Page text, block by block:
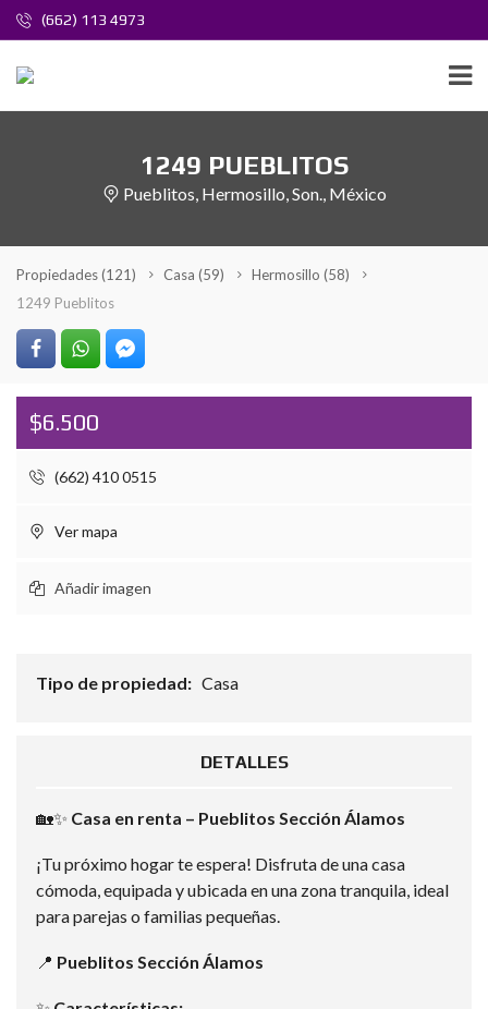
(662) 113 4973
1249 PUEBLITOS
Pueblitos, Hermosillo, Son., México
Propiedades(121) Casa (59) Hermosillo (58)
1249 Pueblitos
$6.500
(662) 410 0515
Ver mapa
Añadir imagen
Tipo de propiedad: Casa
DETALLES
🏡✨ Casa en renta – Pueblitos Sección Álamos
¡Tu próximo hogar te espera! Disfruta de una casa
cómoda, equipada y ubicada en una zona tranquila, ideal
para parejas o familias pequeñas.
📍 Pueblitos Sección Álamos